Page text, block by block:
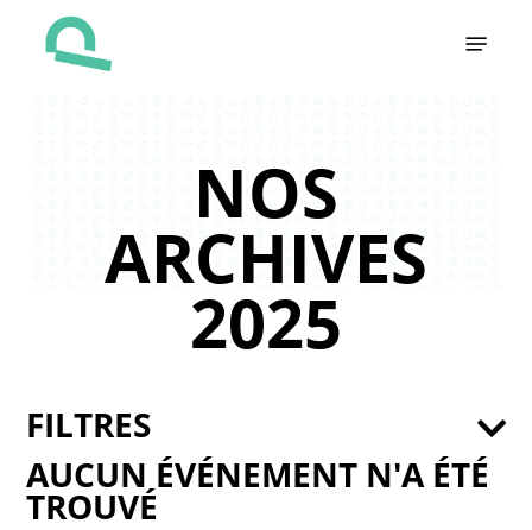
NOS
ARCHIVES
2025
AUCUN ÉVÉNEMENT N'A ÉTÉ
TROUVÉ
FILTRES